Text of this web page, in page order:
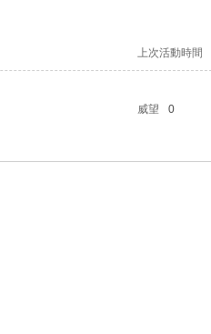
上次活動時間
威望 0